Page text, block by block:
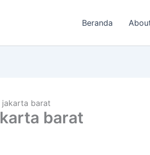
Beranda
jakarta barat
barat